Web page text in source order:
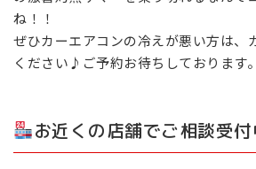
ね！！
ぜひカーエアコンの冷えが悪い方は、
ください♪ご予約お待ちしております。
お近くの店舗でご相談受付